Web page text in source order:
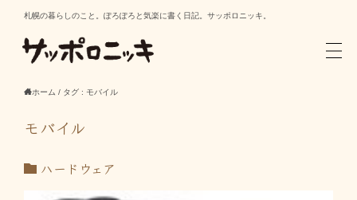
札幌の暮らしのこと。ぽろぽろと気楽に書く日記。サッポロニッキ。
ホーム / タグ : モバイル
モバイル
ハードウェア